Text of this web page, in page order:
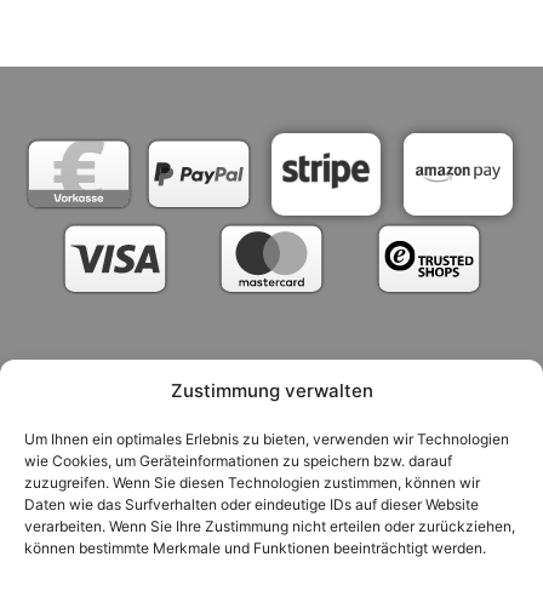
Zustimmung verwalten
Um Ihnen ein optimales Erlebnis zu bieten, verwenden wir Technologien
wie Cookies, um Geräteinformationen zu speichern bzw. darauf
zuzugreifen. Wenn Sie diesen Technologien zustimmen, können wir
Daten wie das Surfverhalten oder eindeutige IDs auf dieser Website
verarbeiten. Wenn Sie Ihre Zustimmung nicht erteilen oder zurückziehen,
können bestimmte Merkmale und Funktionen beeinträchtigt werden.
Versandarten Zahlungsarten
Nutzungsbedingungen / AGB
Widerrufsrecht & Rückgabebedingungen Impressum
Datenschutzerklärung Cookie-Richtlinie (EU)